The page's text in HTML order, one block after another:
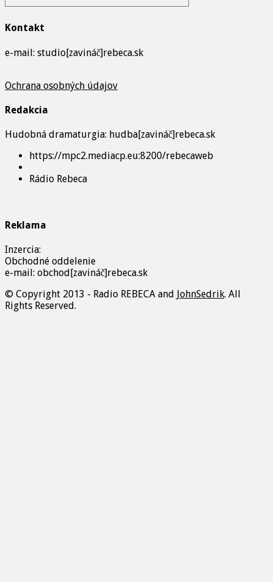
Kontakt
e-mail: studio[zavináč]rebeca.sk
Ochrana osobných údajov
Redakcia
Hudobná dramaturgia: hudba[zavináč]rebeca.sk
https://mpc2.mediacp.eu:8200/rebecaweb
Rádio Rebeca
Reklama
Inzercia:
Obchodné oddelenie
e-mail: obchod[zavináč]rebeca.sk
© Copyright 2013 - Radio REBECA and JohnSedrik. All
Rights Reserved.